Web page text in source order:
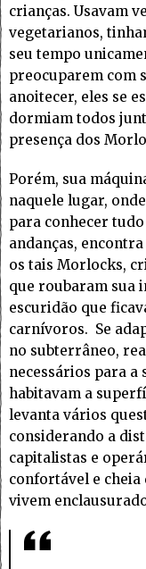
crianças. Usavam
vegetarianos,
seu tempo
preocuparem com
anoitecer, eles se
dormiam todos
presença dos
Porém, sua
naquele lugar,
para conhecer
andanças,
os tais Morlocks,
que roubaram sua
escuridão que
carnívoros. Se
no subterrâneo,
necessários para a
habitavam a
levanta vários
considerando a
capitalistas e
confortável e cheia
vivem